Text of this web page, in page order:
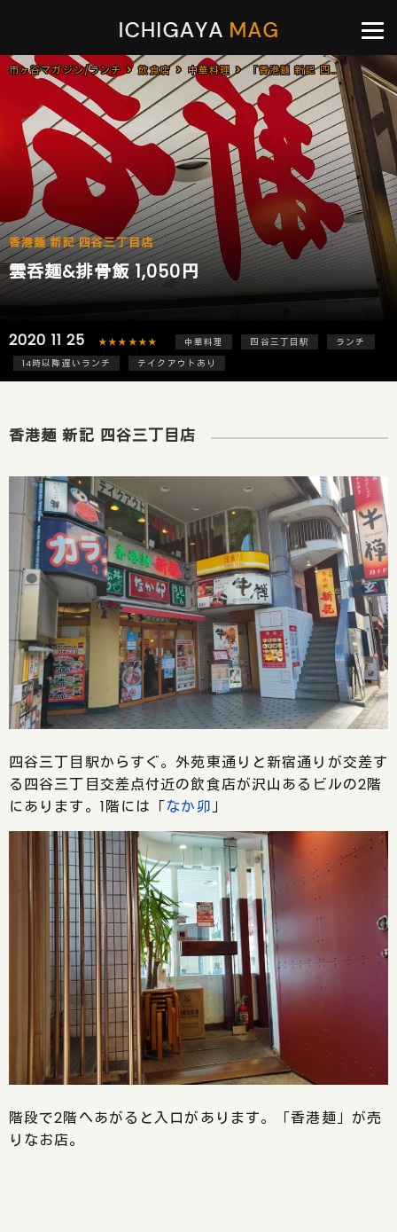
市ヶ谷マガジン/ランチ 飲食店 中華料理 「香港麺 新記 四谷三丁目店」で「雲呑麺&排骨飯(1,050円)」のランチ
香港麺 新記 四谷三丁目店
雲呑麺&排骨飯 1,050円
2020 11 25 ★★★★★★ 中華料理 四谷三丁目駅
ランチ
14時以降遅いランチ
テイクアウトあり
香港麺 新記 四谷三丁目店
四谷三丁目駅からすぐ。外苑東通りと新宿通りが交差す
る四谷三丁目交差点付近の飲食店が沢山あるビルの2階
にあります。1階には「なか卯」
階段で2階へあがると入口があります。「香港麺」が売
りなお店。